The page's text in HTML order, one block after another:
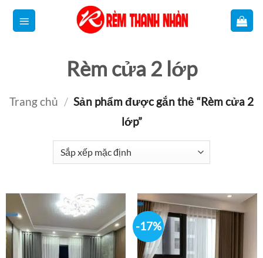
qua
Rèm cửa 2 lớp
Trang chủ / Sản phẩm được gắn thẻ “Rèm cửa 2
lớp”
-17%